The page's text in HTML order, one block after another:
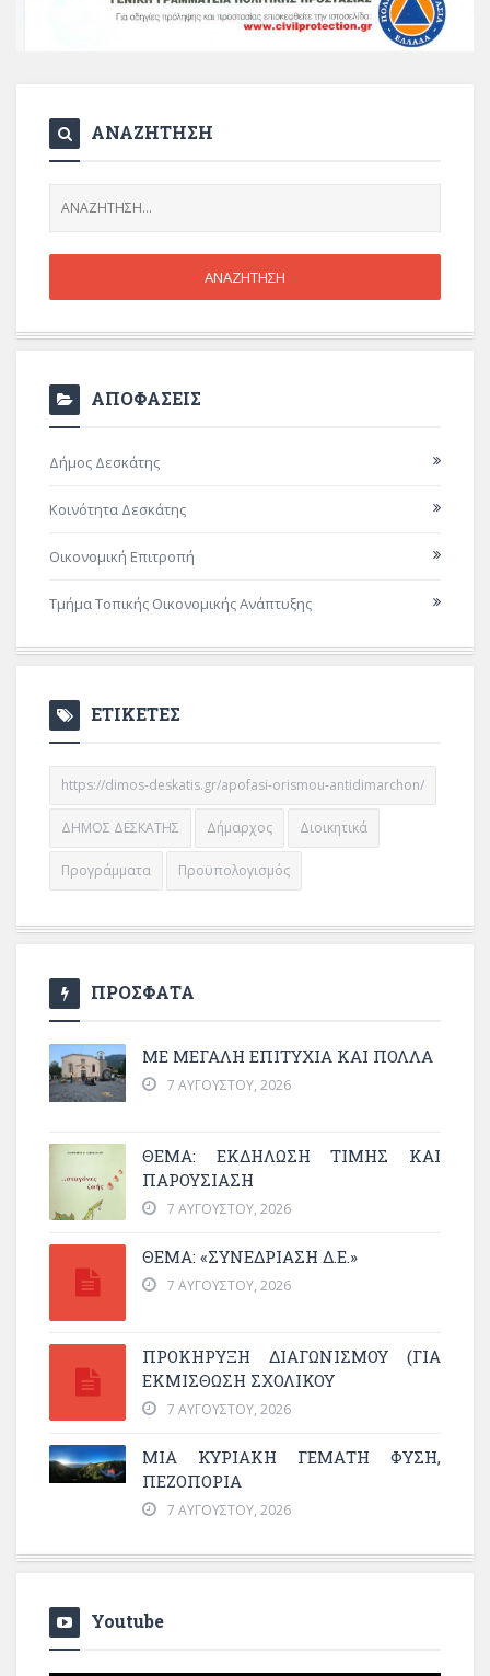
ΑΝΑΖΗΤΗΣΗ
ΑΠΟΦΑΣΕΙΣ
Δήμος Δεσκάτης
Κοινότητα Δεσκάτης
Οικονομική Επιτροπή
Τμήμα Τοπικής Οικονομικής Ανάπτυξης
ΕΤΙΚΕΤΕΣ
https://dimos-deskatis.gr/apofasi-orismou-antidimarchon/
ΔΗΜΟΣ ΔΕΣΚΑΤΗΣ Δήμαρχος Διοικητικά
Προγράμματα Προϋπολογισμός
ΠΡΟΣΦΑΤΑ
ΜΕ ΜΕΓΆΛΗ ΕΠΙΤΥΧΊΑ ΚΑΙ ΠΟΛΛΆ
7 ΑΥΓΟΎΣΤΟΥ, 2026
ΘΈΜΑ: ΕΚΔΉΛΩΣΗ ΤΙΜΉΣ ΚΑΙ
ΠΑΡΟΥΣΊΑΣΗ
7 ΑΥΓΟΎΣΤΟΥ, 2026
ΘΕΜΑ: «ΣΥΝΕΔΡΊΑΣΗ Δ.Ε.»
7 ΑΥΓΟΎΣΤΟΥ, 2026
ΠΡΟΚΗΡΥΞΗ ΔΙΑΓΩΝΙΣΜΟΥ (ΓΙΑ
ΕΚΜΊΣΘΩΣΗ ΣΧΟΛΙΚΟΎ
7 ΑΥΓΟΎΣΤΟΥ, 2026
ΜΙΑ ΚΥΡΙΑΚΉ ΓΕΜΆΤΗ ΦΎΣΗ,
ΠΕΖΟΠΟΡΊΑ
7 ΑΥΓΟΎΣΤΟΥ, 2026
Youtube